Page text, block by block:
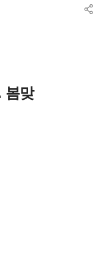
봄맞